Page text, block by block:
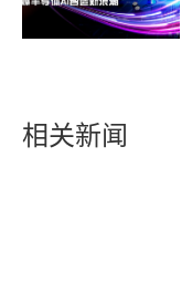
相关新闻